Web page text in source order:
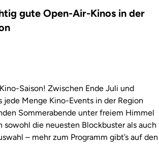
gute Open-Air-Kinos in der
Saison! Zwischen Ende Juli und
Menge Kino-Events in der Region
Sommerabende unter freiem Himmel
sowohl die neuesten Blockbuster als auch
– mehr zum Programm gibt’s auf den